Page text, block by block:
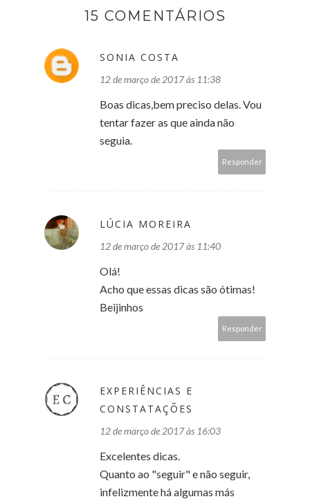
15 COMENTÁRIOS
SONIA COSTA
12 de março de 2017 às 11:38
Boas dicas,bem preciso delas. Vou
tentar fazer as que ainda não
seguia.
Responder
LÚCIA MOREIRA
12 de março de 2017 às 11:40
Olá!
Acho que essas dicas são ótimas!
Beijinhos
Responder
EXPERIÊNCIAS E
CONSTATAÇÕES
12 de março de 2017 às 16:03
Excelentes dicas.
Quanto ao "seguir" e não seguir,
infelizmente há algumas más